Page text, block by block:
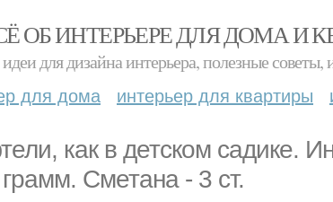
ОБ ИНТЕРЬЕРЕ ДЛЯ ДОМА И
для дизайна интерьера, полезные советы,
для дома интерьер для квартиры
как в детском садике.
Сметана - 3 ст.